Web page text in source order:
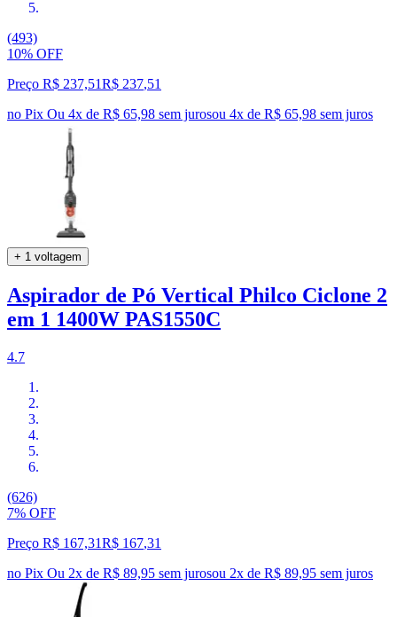
(493)
10% OFF
Preço R$ 237,51R$ 237,51
no Pix Ou 4x de R$ 65,98 sem jurosou 4x de R$ 65,98 sem juros
+ 1 voltagem
Aspirador de Pó Vertical Philco Ciclone 2
em 1 1400W PAS1550C
4.7
(626)
7% OFF
Preço R$ 167,31R$ 167,31
no Pix Ou 2x de R$ 89,95 sem jurosou 2x de R$ 89,95 sem juros